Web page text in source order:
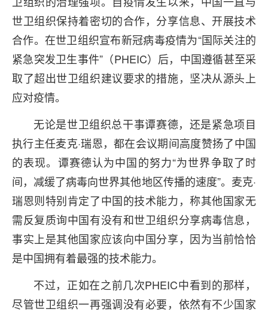
世卫组织保持着密切的合作，分享信息、开展技术
合作。在世卫组织宣布新冠病毒疫情为“国际关注的
紧急突发卫生事件”（PHEIC）后，中国遵循甚至采
取了超出世卫组织建议要求的措施，坚决从源头上
应对疫情。
无论是世卫组织总干事谭赛德，还是紧急项目
执行主任麦克·瑞恩，都在会议期间高度赞扬了中国
的表现。谭赛德认为中国的努力“为世界争取了时
间，减缓了病毒向世界其他地区传播的速度”。麦克·
瑞恩则特别肯定了中国的技术能力，称其他国家无
需反复质询中国有没有和世卫组织分享病毒信息，
事实上是其他国家应该向中国分享，因为当前恰恰
是中国拥有着最强的技术能力。
不过，正如在之前几次PHEIC中看到的那样，
尽管世卫组织一再强调没有必要，依然有不少国家